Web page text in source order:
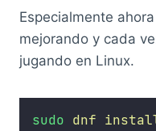
Especialmente
mejorando y cada
jugando en Linux.
sudo dnf